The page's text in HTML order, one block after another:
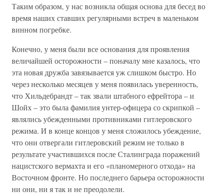
Таким образом, у нас возникла общая основа для бесед во
время наших ставших регулярными встреч в маленьком
винном погребке.
Конечно, у меня были все основания для проявления
величайшей осторожности – поначалу мне казалось, что
эта новая дружба завязывается уж слишком быстро. Но
через несколько месяцев у меня появилась уверенность,
что Хильдебрандт – так звали штабного ефрейтора – и
Шойх – это была фамилия унтер-офицера со скрипкой –
являлись убежденными противниками гитлеровского
режима. И в конце концов у меня сложилось убеждение,
что они отвергали гитлеровский режим не только в
результате участившихся после Сталинграда поражений
нацистского вермахта и его «планомерного отхода» на
Восточном фронте. Но последнего барьера осторожности
ни они, ни я так и не преодолели.